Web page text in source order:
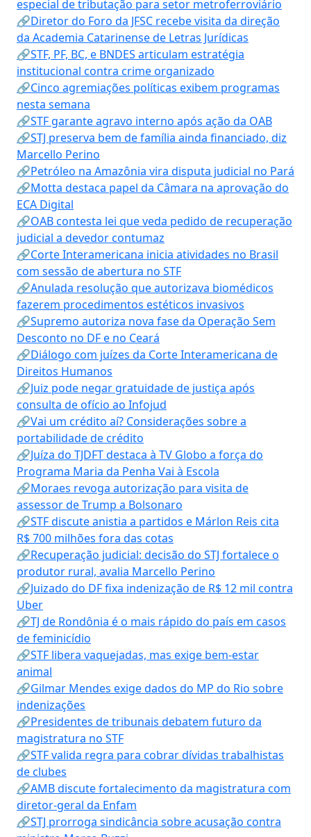
especial de tributação para setor metroferroviário
🔗Diretor do Foro da JFSC recebe visita da direção
da Academia Catarinense de Letras Jurídicas
🔗STF, PF, BC, e BNDES articulam estratégia
institucional contra crime organizado
🔗Cinco agremiações políticas exibem programas
nesta semana
🔗STF garante agravo interno após ação da OAB
🔗STJ preserva bem de família ainda financiado, diz
Marcello Perino
🔗Petróleo na Amazônia vira disputa judicial no Pará
🔗Motta destaca papel da Câmara na aprovação do
ECA Digital
🔗OAB contesta lei que veda pedido de recuperação
judicial a devedor contumaz
🔗Corte Interamericana inicia atividades no Brasil
com sessão de abertura no STF
🔗Anulada resolução que autorizava biomédicos
fazerem procedimentos estéticos invasivos
🔗Supremo autoriza nova fase da Operação Sem
Desconto no DF e no Ceará
🔗Diálogo com juízes da Corte Interamericana de
Direitos Humanos
🔗Juiz pode negar gratuidade de justiça após
consulta de ofício ao Infojud
🔗Vai um crédito aí? Considerações sobre a
portabilidade de crédito
🔗Juíza do TJDFT destaca à TV Globo a força do
Programa Maria da Penha Vai à Escola
🔗Moraes revoga autorização para visita de
assessor de Trump a Bolsonaro
🔗STF discute anistia a partidos e Márlon Reis cita
R$ 700 milhões fora das cotas
🔗Recuperação judicial: decisão do STJ fortalece o
produtor rural, avalia Marcello Perino
🔗Juizado do DF fixa indenização de R$ 12 mil contra
Uber
🔗TJ de Rondônia é o mais rápido do país em casos
de feminicídio
🔗STF libera vaquejadas, mas exige bem-estar
animal
🔗Gilmar Mendes exige dados do MP do Rio sobre
indenizações
🔗Presidentes de tribunais debatem futuro da
magistratura no STF
🔗STF valida regra para cobrar dívidas trabalhistas
de clubes
🔗AMB discute fortalecimento da magistratura com
diretor-geral da Enfam
🔗STJ prorroga sindicância sobre acusação contra